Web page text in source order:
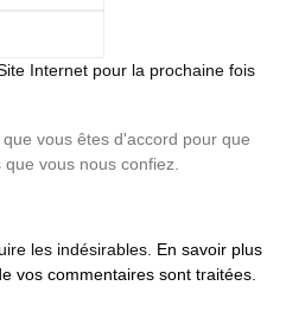
Internet pour la prochaine fois
vous êtes d'accord pour que
vous nous confiez.
les indésirables. En savoir plus
vos commentaires sont traitées